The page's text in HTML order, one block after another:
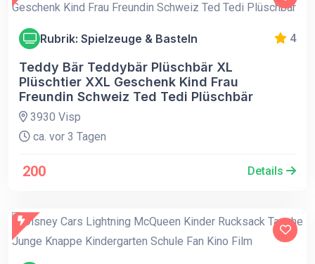
Rubrik: Spielzeuge & Basteln 4
Teddy Bär Teddybär Plüschbär XL
Plüschtier XXL Geschenk Kind Frau
Freundin Schweiz Ted Tedi Plüschbär
3930 Visp
ca. vor 3 Tagen
200 Details